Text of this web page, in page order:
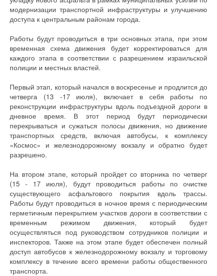
модернизации транспортной инфраструктуры и улучшению
доступа к центральным районам города.
Работы будут проводиться в три основных этапа, при этом
временная схема движения будет корректироваться для
каждого этапа в соответствии с разрешением израильской
полиции и местных властей.
Первый этап, который начался в воскресенье и продлится до
четверга (13 -17 июля), включает в себя работы по
реконструкции инфраструктуры вдоль подъездной дороги в
дневное время. В этот период будут периодически
перекрываться и сужаться полосы движения, но движение
транспортных средств, включая автобусы, к комплексу
«Космос» и железнодорожному вокзалу и обратно будет
разрешено.
На втором этапе, который пройдет со вторника по четверг
(15 - 17 июля), будут проводиться работы по очистке
существующего асфальтового покрытия вдоль трассы.
Работы будут проводиться в ночное время с периодическим
герметичным перекрытием участков дороги в соответствии с
временным режимом движения, который будет
осуществляться под руководством сотрудников полиции и
инспекторов. Также на этом этапе будет обеспечен полный
доступ автобусов к железнодорожному вокзалу и торговому
комплексу в течение всего времени работы общественного
транспорта.